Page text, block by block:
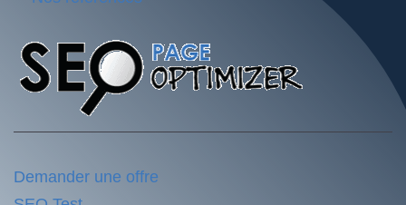
Demander une offre